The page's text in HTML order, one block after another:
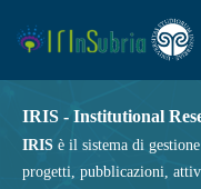
IRIS - Institutional
IRIS è il sistema di
progetti, pubblicazioni,